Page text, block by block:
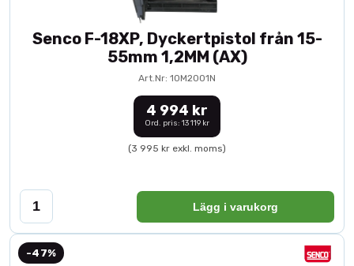
Senco F-18XP, Dyckertpistol från 15-
55mm 1,2MM (AX)
Art.Nr: 10M2001N
4 994 kr
Ord. pris: 13 119 kr
(3 995 kr exkl. moms)
Lägg i varukorg
-47%